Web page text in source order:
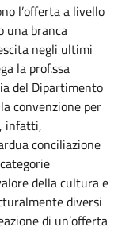
l’offerta a livello
una branca
negli ultimi
la prof.ssa
del Dipartimento
convenzione per
infatti,
conciliazione
della cultura e
diversi
di un’offerta